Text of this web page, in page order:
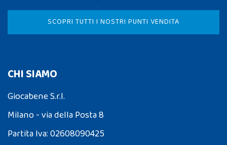
SCOPRI TUTTI I NOSTRI PUNTI VENDITA
CHI SIAMO
Giocabene S.r.l.
Milano - via della Posta 8
Partita Iva: 02608090425